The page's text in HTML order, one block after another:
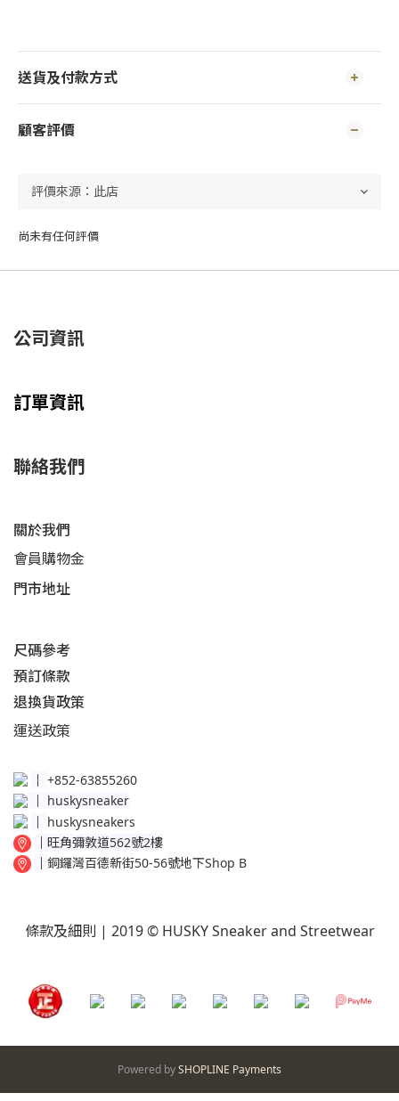
送貨及付款方式
顧客評價
尚未有任何評價
公司資訊
訂單資訊
聯絡我們
關於我們
會員購物金
門市地址
尺碼參考
預訂條款
退換貨政策​
運送政策​
│ +852-63855260
huskysneaker
│ huskysneakers
│ 旺角彌敦道562號2樓
│ 銅鑼灣百德新街50-56號地下Shop B
條款及細則 | 2019 © HUSKY Sneaker and Streetwear
Powered bySHOPLINE Payments